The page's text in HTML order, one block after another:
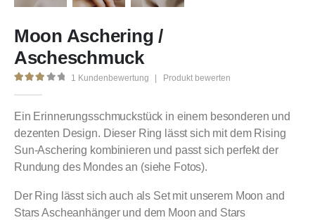
Moon Aschering /
Ascheschmuck
1 Kundenbewertung Produkt bewerten
Ein Erinnerungsschmuckstück in einem besonderen und
dezenten Design. Dieser Ring lässt sich mit dem Rising
Sun-Aschering kombinieren und passt sich perfekt der
Rundung des Mondes an (siehe Fotos).
Der Ring lässt sich auch als Set mit unserem Moon and
Stars Ascheanhänger und dem Moon and Stars